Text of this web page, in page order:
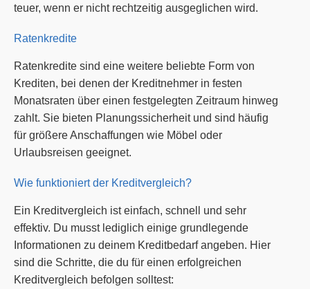
teuer, wenn er nicht rechtzeitig ausgeglichen wird.
Ratenkredite
Ratenkredite sind eine weitere beliebte Form von
Krediten, bei denen der Kreditnehmer in festen
Monatsraten über einen festgelegten Zeitraum hinweg
zahlt. Sie bieten Planungssicherheit und sind häufig
für größere Anschaffungen wie Möbel oder
Urlaubsreisen geeignet.
Wie funktioniert der Kreditvergleich?
Ein Kreditvergleich ist einfach, schnell und sehr
effektiv. Du musst lediglich einige grundlegende
Informationen zu deinem Kreditbedarf angeben. Hier
sind die Schritte, die du für einen erfolgreichen
Kreditvergleich befolgen solltest: